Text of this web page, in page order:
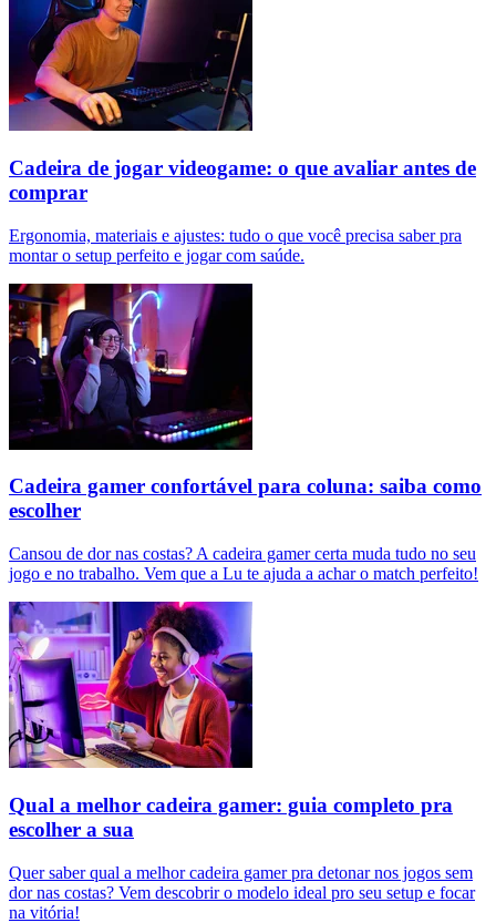
Cadeira de jogar videogame: o que avaliar antes de
comprar
Ergonomia, materiais e ajustes: tudo o que você precisa saber pra
montar o setup perfeito e jogar com saúde.
Cadeira gamer confortável para coluna: saiba como
escolher
Cansou de dor nas costas? A cadeira gamer certa muda tudo no seu
jogo e no trabalho. Vem que a Lu te ajuda a achar o match perfeito!
Qual a melhor cadeira gamer: guia completo pra
escolher a sua
Quer saber qual a melhor cadeira gamer pra detonar nos jogos sem
dor nas costas? Vem descobrir o modelo ideal pro seu setup e focar
na vitória!